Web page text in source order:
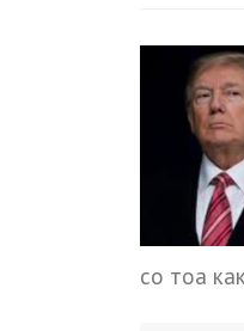
со тоа